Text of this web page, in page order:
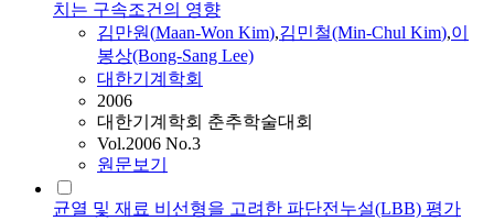
치는 구속조건의 영향
김만원(Maan-Won Kim),김민철(Min-Chul Kim),이
봉상(Bong-Sang Lee)
대한기계학회
2006
대한기계학회 춘추학술대회
Vol.2006 No.3
원문보기
균열 및 재료 비선형을 고려한 파단전누설(LBB) 평가